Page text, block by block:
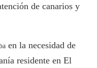
de canarios y
en la necesidad de
residente en El